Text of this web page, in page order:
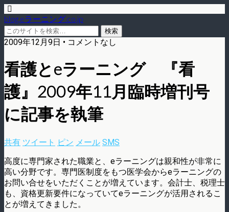
blog.eラーニング.co.jp
2009年12月9日 • コメントなし
看護とeラーニング 『看
護』2009年11月臨時増刊号
に記事を執筆
共有 ツイート ピン メール SMS
高度に専門家された職業と、eラーニングは親和性が非常に
高い分野です。専門医制度をもつ医学会からeラーニングの
お問い合せをいただくことが増えています。会計士、税理士
も、資格更新要件になっていてeラーニングが活用されるこ
とが増えてきました。